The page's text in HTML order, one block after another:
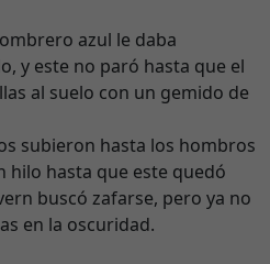
azul le daba
y este no paró hasta que el
al suelo con un gemido de
subieron hasta los hombros
hilo hasta que este quedó
buscó zafarse, pero ya no
en la oscuridad.